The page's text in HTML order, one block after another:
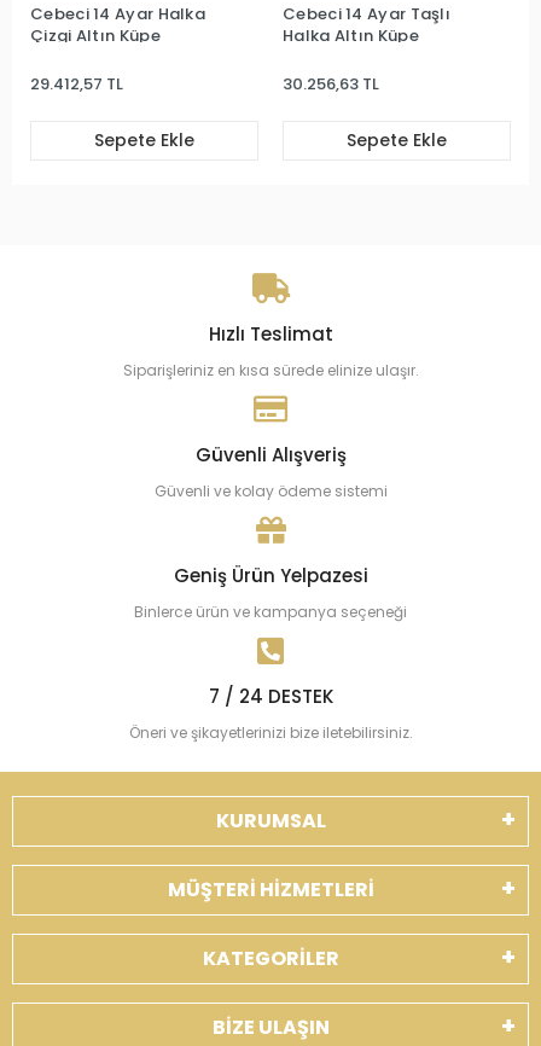
Cebeci 14 Ayar Halka
Çizgi Altın Küpe
29.412,57 TL
Sepete Ekle
Cebeci 14 Ayar Taşlı
Halka Altın Küpe
30.256,63 TL
Sepete Ekle
Hızlı Teslimat
Siparişleriniz en kısa sürede elinize ulaşır.
Güvenli Alışveriş
Güvenli ve kolay ödeme sistemi
Geniş Ürün Yelpazesi
Binlerce ürün ve kampanya seçeneği
7 / 24 DESTEK
Öneri ve şikayetlerinizi bize iletebilirsiniz.
KURUMSAL
MÜŞTERİ HİZMETLERİ
KATEGORİLER
BİZE ULAŞIN